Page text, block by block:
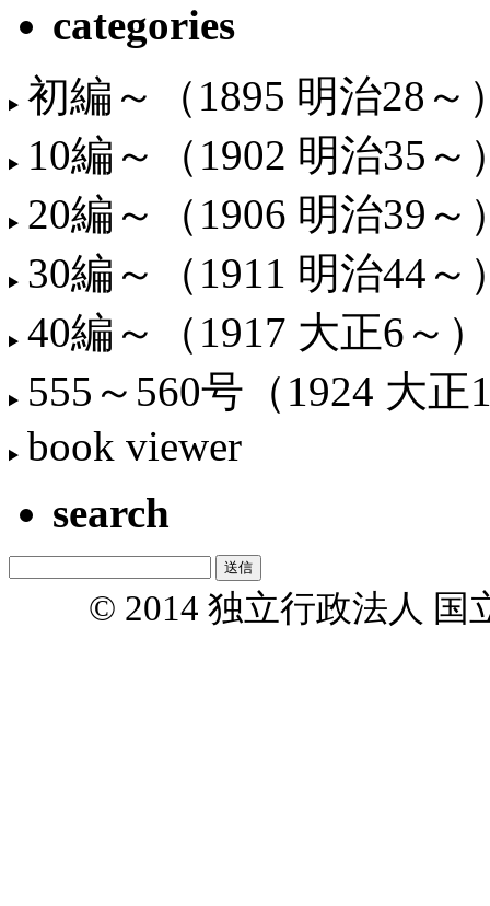
categories
初編～（1895 明治28～
10編～（1902 明治35～
20編～（1906 明治39～
30編～（1911 明治44～
40編～（1917 大正6～）
555～560号（1924 大正
book viewer
search
© 2014 独立行政法人 国